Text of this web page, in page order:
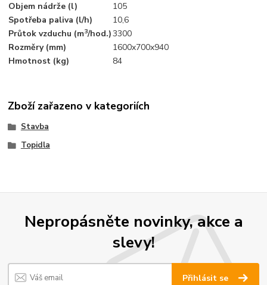
Objem nádrže (l)
105
Spotřeba paliva (l/h)
10,6
Průtok vzduchu (m3/hod.)3300
Rozměry (mm)
1600x700x940
Hmotnost (kg)
84
Zboží zařazeno v kategoriích
Stavba
Topidla
Nepropásněte novinky, akce a
slevy!
Přihlásit se